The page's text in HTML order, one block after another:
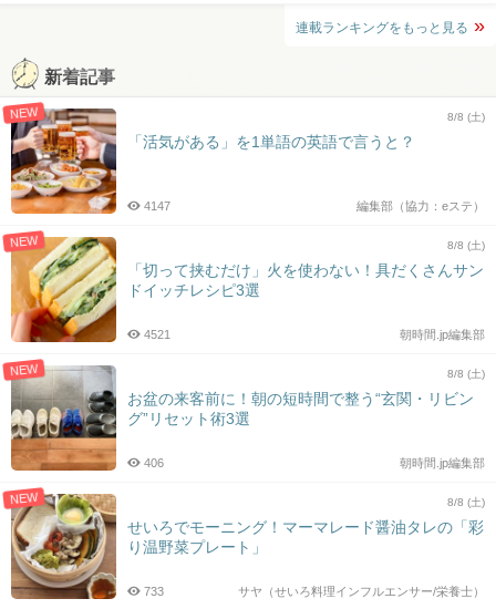
連載ランキングをもっと見る
新着記事
NEW 8/8 (土)
「活気がある」を1単語の英語で言うと？
編集部（協力：eステ）
4147
NEW 8/8 (土)
「切って挟むだけ」火を使わない！具だくさんサン
ドイッチレシピ3選
朝時間.jp編集部
4521
NEW 8/8 (土)
お盆の来客前に！朝の短時間で整う“玄関・リビン
グ”リセット術3選
朝時間.jp編集部
406
NEW 8/8 (土)
せいろでモーニング！マーマレード醤油タレの「彩
り温野菜プレート」
サヤ（せいろ料理インフルエンサー/栄養士）
733